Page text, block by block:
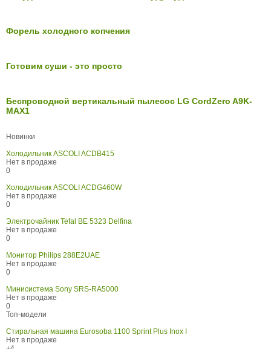
Форель холодного копчения
Готовим суши - это просто
Беспроводной вертикальный пылесос LG CordZero A9K-
MAX1
Новинки
Холодильник ASCOLI ACDB415
Нет в продаже
0
Холодильник ASCOLI ACDG460W
Нет в продаже
0
Электрочайник Tefal BE 5323 Delfina
Нет в продаже
0
Монитор Philips 288E2UAE
Нет в продаже
0
Минисистема Sony SRS-RA5000
Нет в продаже
0
Топ-модели
Стиральная машина Eurosoba 1100 Sprint Plus Inox I
Нет в продаже